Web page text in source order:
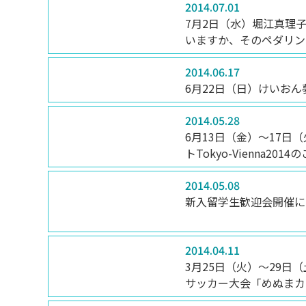
2014.07.01
7月2日（水）堀江真理
いますか、そのペダリ
2014.06.17
6月22日（日）けいお
2014.05.28
6月13日（金）～17日
トTokyo-Vienna2014の
2014.05.08
新入留学生歓迎会開催
2014.04.11
3月25日（火）～29日
サッカー大会「めぬま